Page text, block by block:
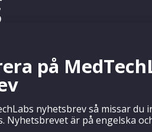
på
nyhetsbrev så missar du
Nyhetsbrevet är på engelska